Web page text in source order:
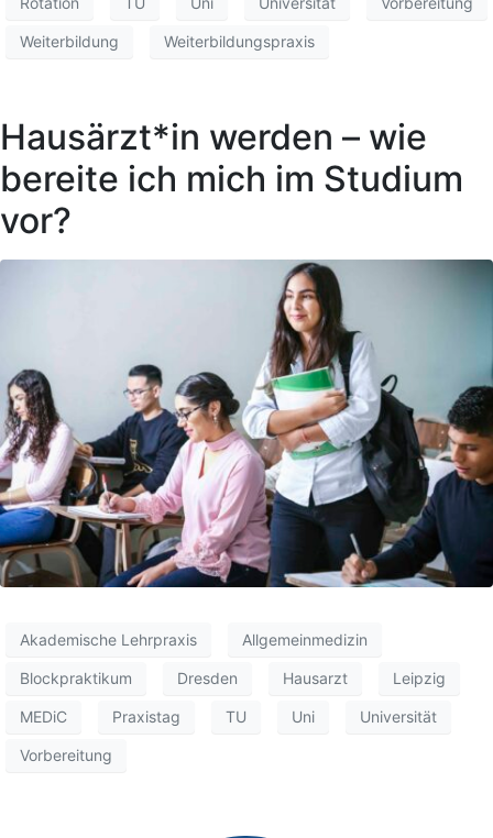
Weiterbildung Weiterbildungspraxis
Hausärzt*in werden – wie
bereite ich mich im Studium
vor?
Akademische Lehrpraxis Allgemeinmedizin
Blockpraktikum Dresden Hausarzt Leipzig
MEDiC Praxistag TU Uni Universität
Vorbereitung